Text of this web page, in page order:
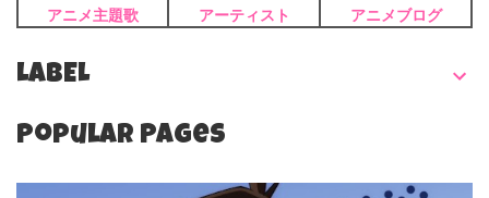
アニメ主題歌 アーティスト アニメブログ
LABEL
Popular Pages